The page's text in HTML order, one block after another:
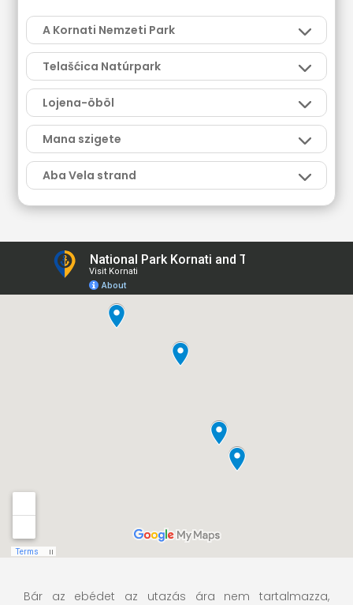
A Kornati Nemzeti Park
Telašćica Natúrpark
Lojena-öböl
Mana szigete
Aba Vela strand
Bár az ebédet az utazás ára nem tartalmazza,